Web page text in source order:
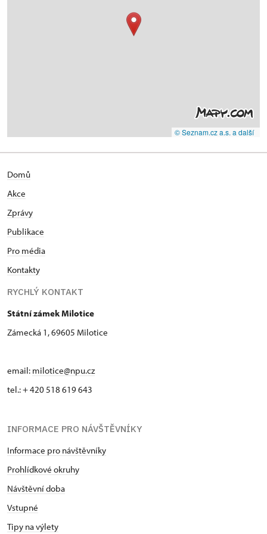
© Seznam.cz a.s. a další
Domů
Akce
Zprávy
Publikace
Pro média
Kontakty
RYCHLÝ KONTAKT
Státní zámek Milotice
Zámecká 1, 69605 Milotice
email: milotice@npu.cz
tel.: + 420 518 619 643
INFORMACE PRO NÁVŠTĚVNÍKY
Informace pro návštěvníky
Prohlídkové okruhy
Návštěvní doba
Vstupné
Tipy na výlety